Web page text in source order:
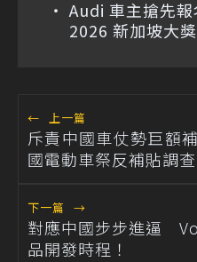
Audi 車主搶先
2026 新加坡大
← 上一篇
斥責中國車仗勢巨額
國電動車祭反補貼調查
下一篇 →
對應中國步步進逼
品開發時程！